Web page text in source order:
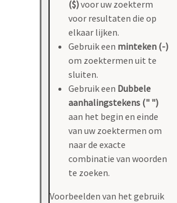
($)voor uw zoekterm
voor resultaten die op
elkaar lijken.
Gebruik een minteken (-)
om zoektermen uit te
sluiten.
Gebruik een Dubbele
aanhalingstekens (" ")
aan het begin en einde
van uw zoektermen om
naar de exacte
combinatie van woorden
te zoeken.
Voorbeelden van het gebruik